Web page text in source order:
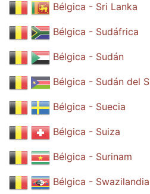
Bélgica - Sri Lanka
Bélgica - Sudáfrica
Bélgica - Sudán
Bélgica - Sudán del
Bélgica - Suecia
Bélgica - Suiza
Bélgica - Surinam
Bélgica - Swazilandia